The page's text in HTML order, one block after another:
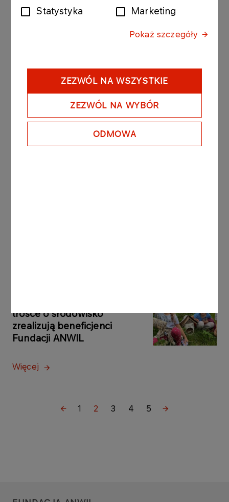
Statystyka Marketing
Pokaż szczegóły
ZEZWÓL NA WSZYSTKIE
ZEZWÓL NA WYBÓR
ODMOWA
Będzie się działo – Fundacja
27.05.2024
Wystartował kolejny
program grantowy Fundacji
trosce o środowisko
zrealizują beneficjenci
Fundacji ANWIL
Więcej
1 2 3 4 5